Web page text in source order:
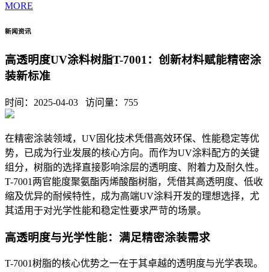
MORE
新闻资讯
高透明度UV涂料树脂T-7001：创新材料赋能精密涂
装新标准
时间：2025-04-03 访问量： 755
在精密涂装领域， UV固化技术凭借高效环保、性能稳定等优
势，已成为行业发展的核心方向。而作为UV涂料配方的关键
组分，树脂的选择直接影响涂层的透明度、附着力及耐久性。
T-7001 两官能度聚氨酯丙烯酸酯树脂，凭借其高透明度、低收
缩及优异的耐候特性，成为高端UV涂料开发的理想选择，尤
其适用于对光学性能和稳定性要求严苛的场景。
高透明度与光学性能：满足精密涂装需求
T-7001树脂的核心优势之一在于其卓越的透明度与光学表现。